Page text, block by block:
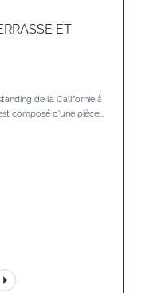
ET
de la Californie à
composé d'une pièce...